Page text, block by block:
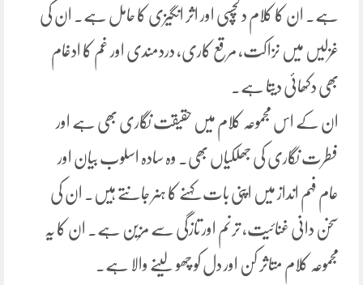
ہے. ان کا کلام دلچسپی اور اثر انگیزی کا حامل ہے. ان کی
غزلیں میں نزاکت، مرقع کاری، دردمندی اور غم کا ادغام
بھی دکھائی دیتا ہے.
ان کے اس مجموعہ کلام میں حقیقت نگاری بھی ہے اور
فطرت نگاری کی جھلکیاں بھی. وہ سادہ اسلوب بیان اور
عام فہم انداز میں اپنی بات کہنے کا ہنر جانتے ہیں. ان کی
سخن دانی غنائیت، ترنم اور تازگی سے مزین ہے. ان کا یہ
مجموعہ کلام متاثر کن اور دل کو چھو لینے والا ہے.